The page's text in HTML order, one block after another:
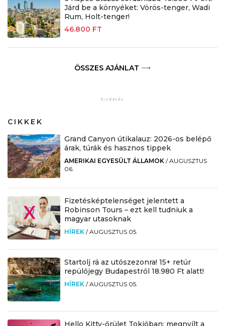
Járd be a környéket: Vörös-tenger, Wadi
Rum, Holt-tenger!
46.800 FT
ÖSSZES AJÁNLAT
CIKKEK
Grand Canyon útikalauz: 2026-os belépő
árak, túrák és hasznos tippek
AMERIKAI EGYESÜLT ÁLLAMOK /AUGUSZTUS
06.
Fizetésképtelenséget jelentett a
Robinson Tours – ezt kell tudniuk a
magyar utasoknak
HÍREK /AUGUSZTUS 05.
Startolj rá az utószezonra! 15+ retúr
repülőjegy Budapestről 18.980 Ft alatt!
HÍREK /AUGUSZTUS 05.
Hello Kitty-őrület Tokióban: megnyílt a